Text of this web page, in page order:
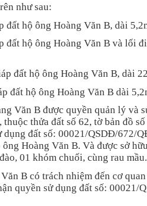
như sau:
đất hộ ông Hoàng Văn B, dài
đất hộ ông Hoàng Văn B và lối
đất hộ ông Hoàng Văn B, dài
đất hộ ông Hoàng Văn B dài
Văn B được quyền quản lý và
thuộc thửa đất số 62, tờ bản đồ
dụng đất số: 00021/QSDĐ/672/
Hoàng Văn B. Và được sở
01 khóm chuối, cùng rau mầu.
B có trách nhiệm đến cơ
quyền sử dụng đất số: